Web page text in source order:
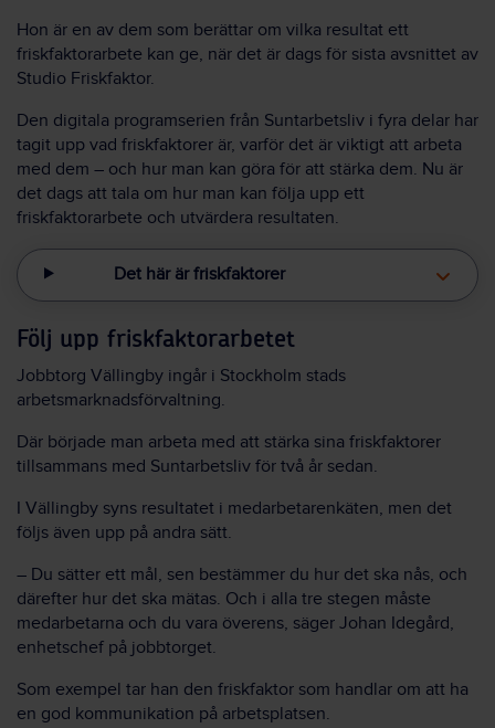
Hon är en av dem som berättar om vilka resultat ett
friskfaktorarbete kan ge, när det är dags för sista avsnittet av
Studio Friskfaktor.
Den digitala programserien från Suntarbetsliv i fyra delar har
tagit upp vad friskfaktorer är, varför det är viktigt att arbeta
med dem – och hur man kan göra för att stärka dem. Nu är
det dags att tala om hur man kan följa upp ett
friskfaktorarbete och utvärdera resultaten.
Det här är friskfaktorer
Följ upp friskfaktorarbetet
Jobbtorg Vällingby ingår i Stockholm stads
arbetsmarknadsförvaltning.
Där började man arbeta med att stärka sina friskfaktorer
tillsammans med Suntarbetsliv för två år sedan.
I Vällingby syns resultatet i medarbetarenkäten, men det
följs även upp på andra sätt.
– Du sätter ett mål, sen bestämmer du hur det ska nås, och
därefter hur det ska mätas. Och i alla tre stegen måste
medarbetarna och du vara överens, säger Johan Idegård,
enhetschef på jobbtorget.
Som exempel tar han den friskfaktor som handlar om att ha
en god kommunikation på arbetsplatsen.